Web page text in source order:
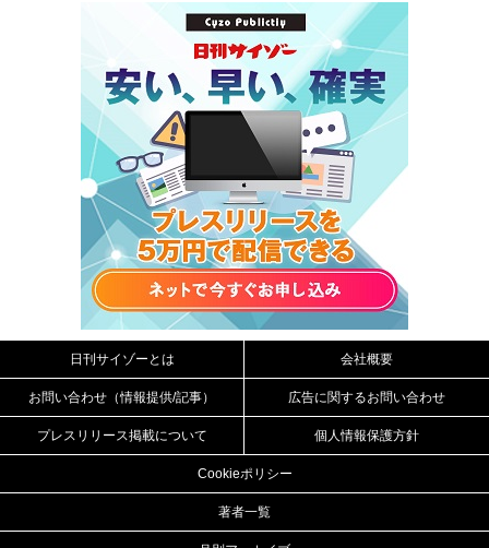
日刊サイゾーとは 会社概要
お問い合わせ（情報提供/記事） 広告に関するお問い合わせ
プレスリリース掲載について 個人情報保護方針
Cookieポリシー
著者一覧